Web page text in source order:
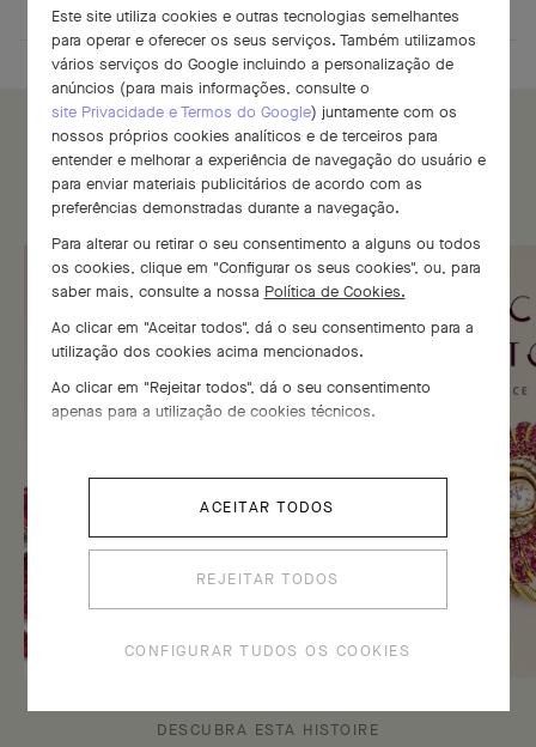
THE HERITAGE GALLERY
DESCUBRA ESTA HISTOIRE
Este site utiliza cookies e outras tecnologias semelhantes
para operar e oferecer os seus serviços. Também utilizamos
vários serviços do Google incluindo a personalização de
anúncios (para mais informações, consulte o
site Privacidade e Termos do Google) juntamente com os
nossos próprios cookies analíticos e de terceiros para
entender e melhorar a experiência de navegação do usuário e
para enviar materiais publicitários de acordo com as
preferências demonstradas durante a navegação.
Para alterar ou retirar o seu consentimento a alguns ou todos
os cookies, clique em "Configurar os seus cookies", ou, para
saber mais, consulte a nossa Política de Cookies.
Ao clicar em "Aceitar todos", dá o seu consentimento para a
utilização dos cookies acima mencionados.
Ao clicar em "Rejeitar todos", dá o seu consentimento
apenas para a utilização de cookies técnicos.
ACEITAR TODOS
REJEITAR TODOS
CONFIGURAR TUDOS OS COOKIES